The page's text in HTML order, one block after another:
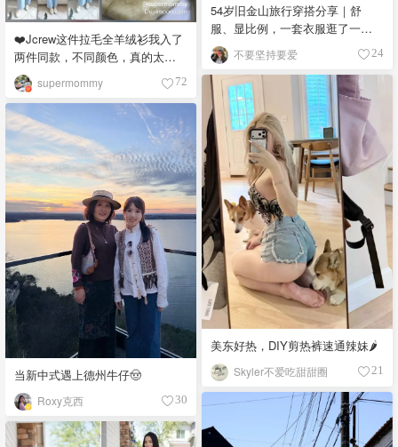
54岁旧金山旅行穿搭分享｜舒
服、显比例，一套衣服逛了一下
午❤️ 不要坚持要爱 24
❤️Jcrew这件拉毛全羊绒衫我入了
两件同款，不同颜色，真的太爱
了
supermommy 72
美东好热，DIY剪热裤速通辣妹🌶️
Skyler不爱吃甜甜圈 21
当新中式遇上德州牛仔🤠
Roxy克西 30